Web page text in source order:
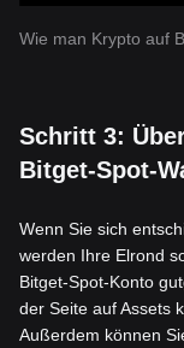
Wie man Krypto auf
Schritt 3:
Bitget-Spot-
Wenn Sie sich
werden Ihre Elrond
Bitget-Spot-Konto
der Seite auf Assets
Außerdem können